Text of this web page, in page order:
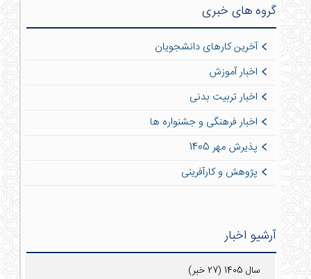
گروه های خبری
آخرین کارهای دانشجویان
اخبار آموزش
اخبار تربیت بدنی
اخبار فرهنگی و جشنواره ها
پذیرش مهر 1405
پژوهش و کارآفرینی
آرشیو اخبار
سال 1405 (27 خبر)